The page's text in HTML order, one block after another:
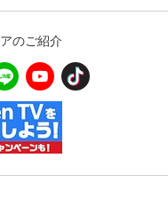
のご紹介